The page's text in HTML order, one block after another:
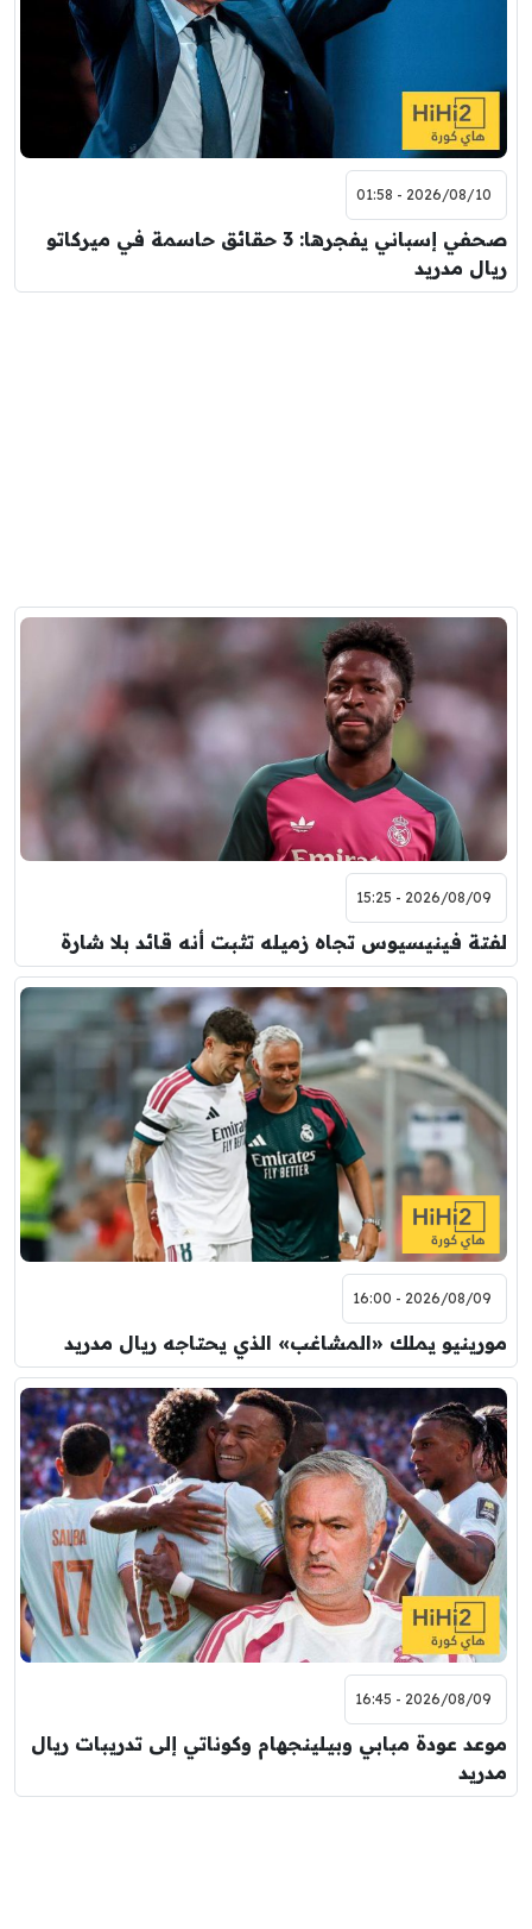
2026/08/10 - 01:58
صحفي إسباني يفجرها: 3 حقائق حاسمة في ميركاتو
ريال مدريد
2026/08/09 - 15:25
لفتة فينيسيوس تجاه زميله تثبت أنه قائد بلا شارة
2026/08/09 - 16:00
مورينيو يملك «المشاغب» الذي يحتاجه ريال مدريد
2026/08/09 - 16:45
موعد عودة مبابي وبيلينجهام وكوناتي إلى تدريبات ريال
مدريد